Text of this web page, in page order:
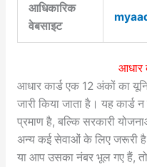
आधिकारिक
वेबसाइट
आधार
आधार कार्ड एक 12 अंकों का
जारी किया जाता है। यह
प्रमाण है, बल्कि सरकारी
अन्य कई सेवाओं के लिए जरूरी
या आप उसका नंबर भूल गए हैं, तो